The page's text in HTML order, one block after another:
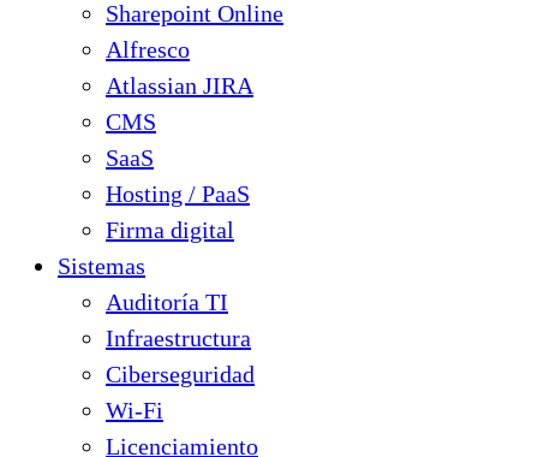
Sharepoint Online
Alfresco
Atlassian JIRA
CMS
SaaS
Hosting / PaaS
Firma digital
Sistemas
Auditoría TI
Infraestructura
Ciberseguridad
Wi-Fi
Licenciamiento